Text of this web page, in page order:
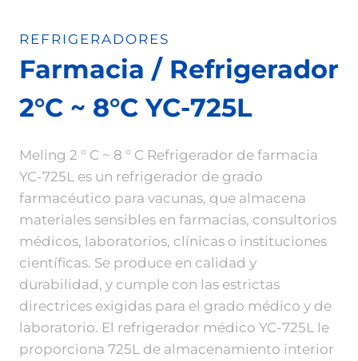
REFRIGERADORES
Farmacia / Refrigerador
2°C ~ 8°C YC-725L
Meling 2 ° C ~ 8 ° C Refrigerador de farmacia
YC-725L es un refrigerador de grado
farmacéutico para vacunas, que almacena
materiales sensibles en farmacias, consultorios
médicos, laboratorios, clínicas o instituciones
científicas. Se produce en calidad y
durabilidad, y cumple con las estrictas
directrices exigidas para el grado médico y de
laboratorio. El refrigerador médico YC-725L le
proporciona 725L de almacenamiento interior